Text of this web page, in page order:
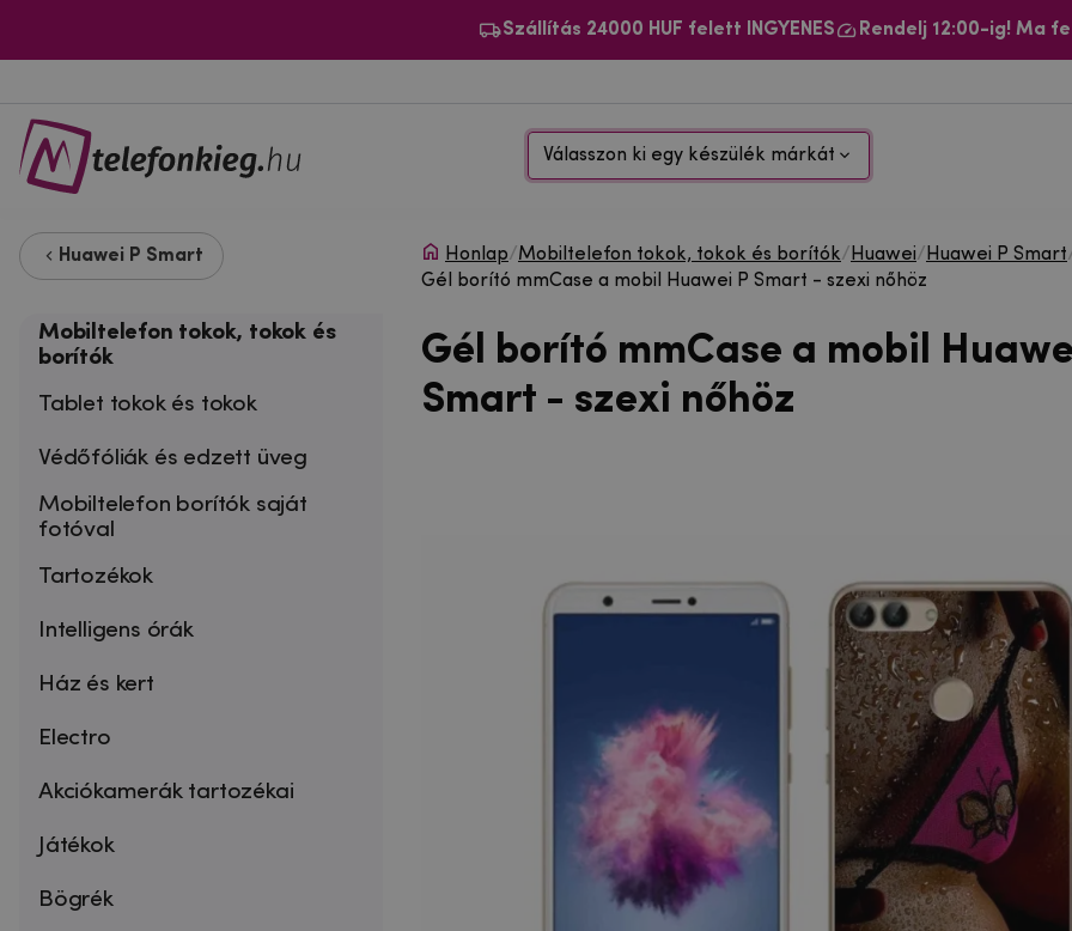
Szállítás 24000 HUF felett INGYENES Rendelj 12:00-ig! Ma
Válasszon ki egy készülék márkát
Huawei P Smart
Mobiltelefon tokok, tokok és
borítók
Tablet tokok és tokok
Védőfóliák és edzett üveg
Mobiltelefon borítók saját
fotóval
Tartozékok
Intelligens órák
Ház és kert
Electro
Akciókamerák tartozékai
Játékok
Bögrék
Honlap/Mobiltelefon tokok, tokok és borítók/ Huawei/ Huawei P Smart
Gél borító mmCase a mobil Huawei P Smart - szexi nőhöz
Gél borító mmCase a mobil
Smart - szexi nőhöz